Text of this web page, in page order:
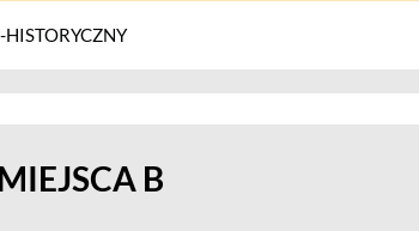
MIEJSCA B